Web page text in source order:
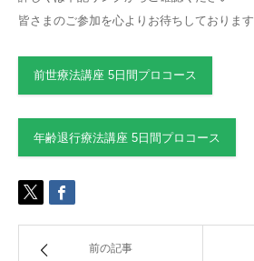
皆さまのご参加を心よりお待ちしております
前世療法講座 5日間プロコース
年齢退行療法講座 5日間プロコース
前の記事